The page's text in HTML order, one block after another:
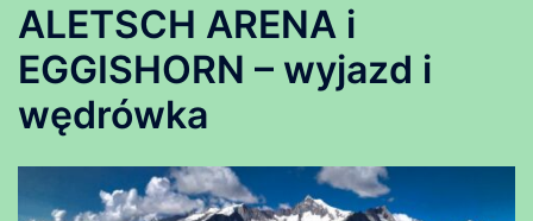
ALETSCH ARENA i
EGGISHORN – wyjazd i
wędrówka